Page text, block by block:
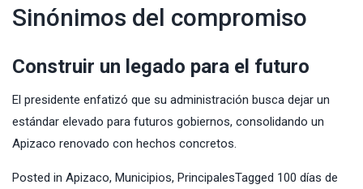
Sinónimos del compromiso
Construir un legado para el futuro
El presidente enfatizó que su administración busca dejar un
estándar elevado para futuros gobiernos, consolidando un
Apizaco renovado con hechos concretos.
Posted in Apizaco, Municipios, PrincipalesTagged 100 días de